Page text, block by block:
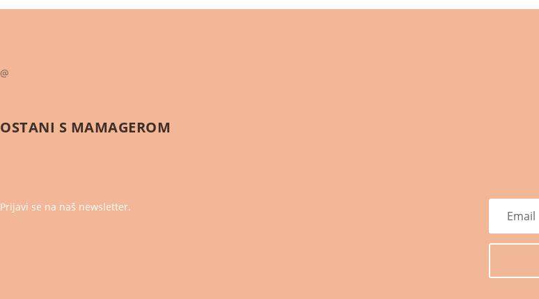
@
OSTANI S MAMAGEROM
Prijavi se na naš newsletter.